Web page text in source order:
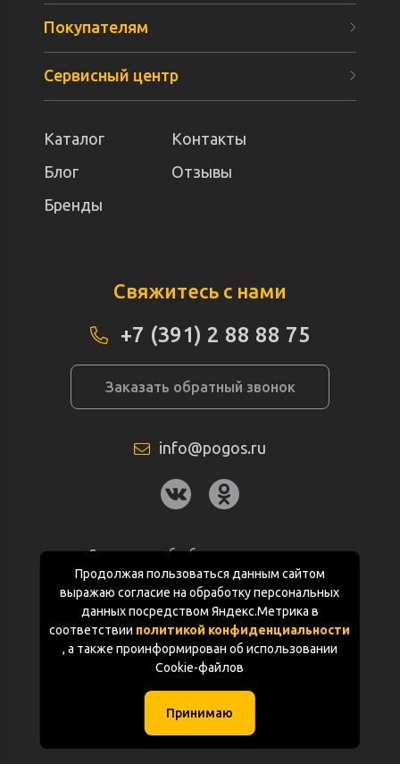
Продолжая пользоваться данным сайтом
выражаю согласие на обработку персональных
данных посредством Яндекс.Метрика в
соответствии политикой конфиденциальности
, а также проинформирован об использовании
Cookie-файлов
Принимаю
Покупателям
Сервисный центр
Каталог
Контакты
Блог
Отзывы
Бренды
Свяжитесь с нами
+7 (391) 2 88 88 75
Заказать обратный звонок
info@pogos.ru
Согласие на обработку персональных
данных
Политика конфиденциальности
Документация
(с) «POGOS.ru» 2010-2026 (ИП Чивчян М.Р.)